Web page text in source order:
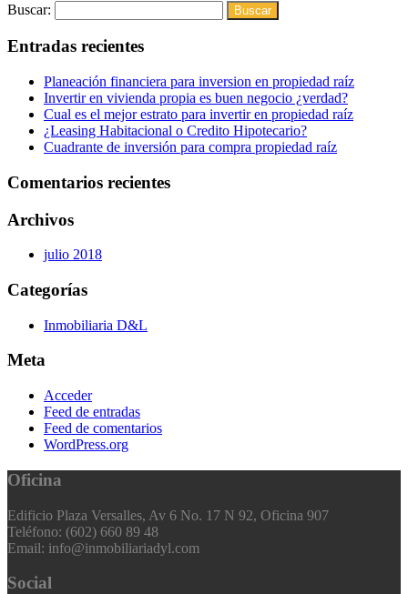
Buscar:
Entradas recientes
Planeación financiera para inversion en propiedad raíz
Invertir en vivienda propia es buen negocio ¿verdad?
Cual es el mejor estrato para invertir en propiedad raíz
¿Leasing Habitacional o Credito Hipotecario?
Cuadrante de inversión para compra propiedad raíz
Comentarios recientes
Archivos
julio 2018
Categorías
Inmobiliaria D&L
Meta
Acceder
Feed de entradas
Feed de comentarios
WordPress.org
Oficina
Edificio Plaza Versalles, Av 6 No. 17 N 92, Oficina 907
Teléfono: (602) 660 89 48
Email: info@inmobiliariadyl.com
Social